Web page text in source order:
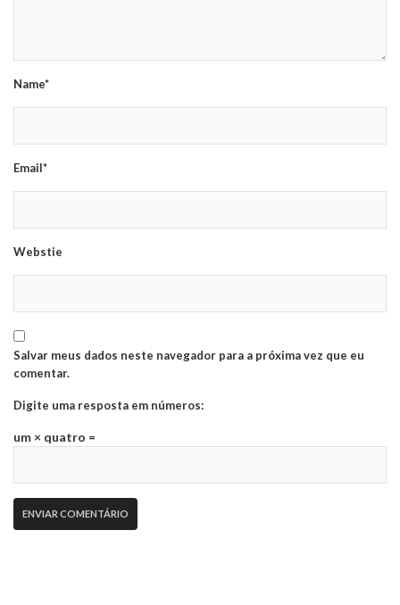
Name*
Email*
Webstie
Salvar meus dados neste navegador para a próxima vez que eu
comentar.
Digite uma resposta em números:
um × quatro =